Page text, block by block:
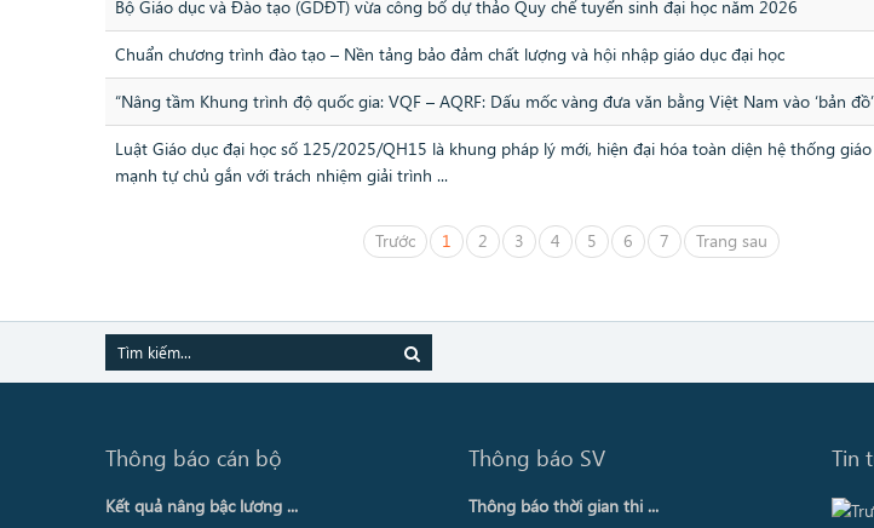
Bộ Giáo dục và Đào tạo (GDĐT) vừa công bố dự thảo Quy chế tuyển sinh đại học năm 2026
Chuẩn chương trình đào tạo – Nền tảng bảo đảm chất lượng và hội nhập giáo dục đại học
“Nâng tầm Khung trình độ quốc gia: VQF – AQRF: Dấu mốc vàng đưa văn bằng Việt Nam vào ‘bản
Luật Giáo dục đại học số 125/2025/QH15 là khung pháp lý mới, hiện đại hóa toàn diện hệ thống
mạnh tự chủ gắn với trách nhiệm giải trình ...
Trước 1 2 3 4 5 6 7 Trang sau
Thông báo cán bộ
Kết quả nâng bậc lương ...
Thông báo SV
Thông báo thời gian thi ...
Tin